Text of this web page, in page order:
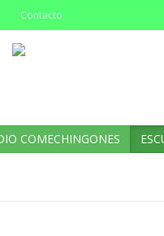
Contacto
COMECHINGONES